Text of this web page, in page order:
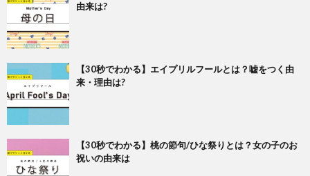
由来は?
【30秒でわかる】エイプリルフールとは？嘘をつく由
来・理由は?
【30秒でわかる】桃の節句/ひな祭りとは？女の子のお
祝いの由来は